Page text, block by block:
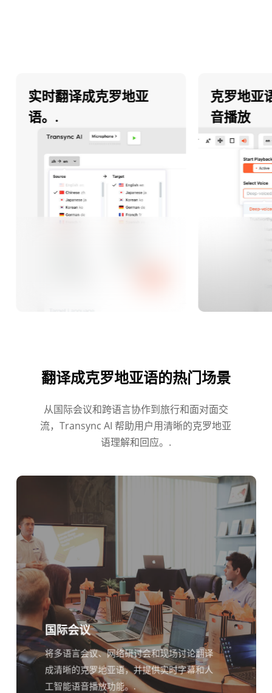
实时翻译成克罗地亚
语。.
克罗地亚语
音播放
翻译成克罗地亚语的热门场景
从国际会议和跨语言协作到旅行和面对面交
流，Transync AI 帮助用户用清晰的克罗地亚
语理解和回应。.
国际会议
将多语言会议、网络研讨会和现场讨论翻译
成清晰的克罗地亚语，并提供实时字幕和人
工智能语音播放功能。.